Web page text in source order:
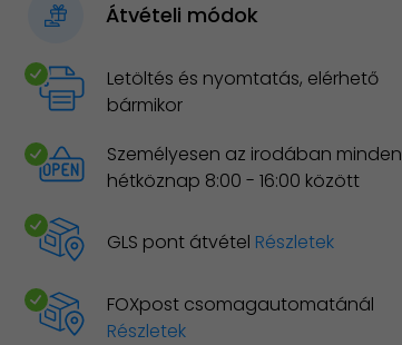
Átvételi módok
Letöltés és nyomtatás, elérhető
bármikor
Személyesen az irodában minden
hétköznap 8:00 - 16:00 között
GLS pont átvétel Részletek
FOXpost csomagautomatánál
Részletek